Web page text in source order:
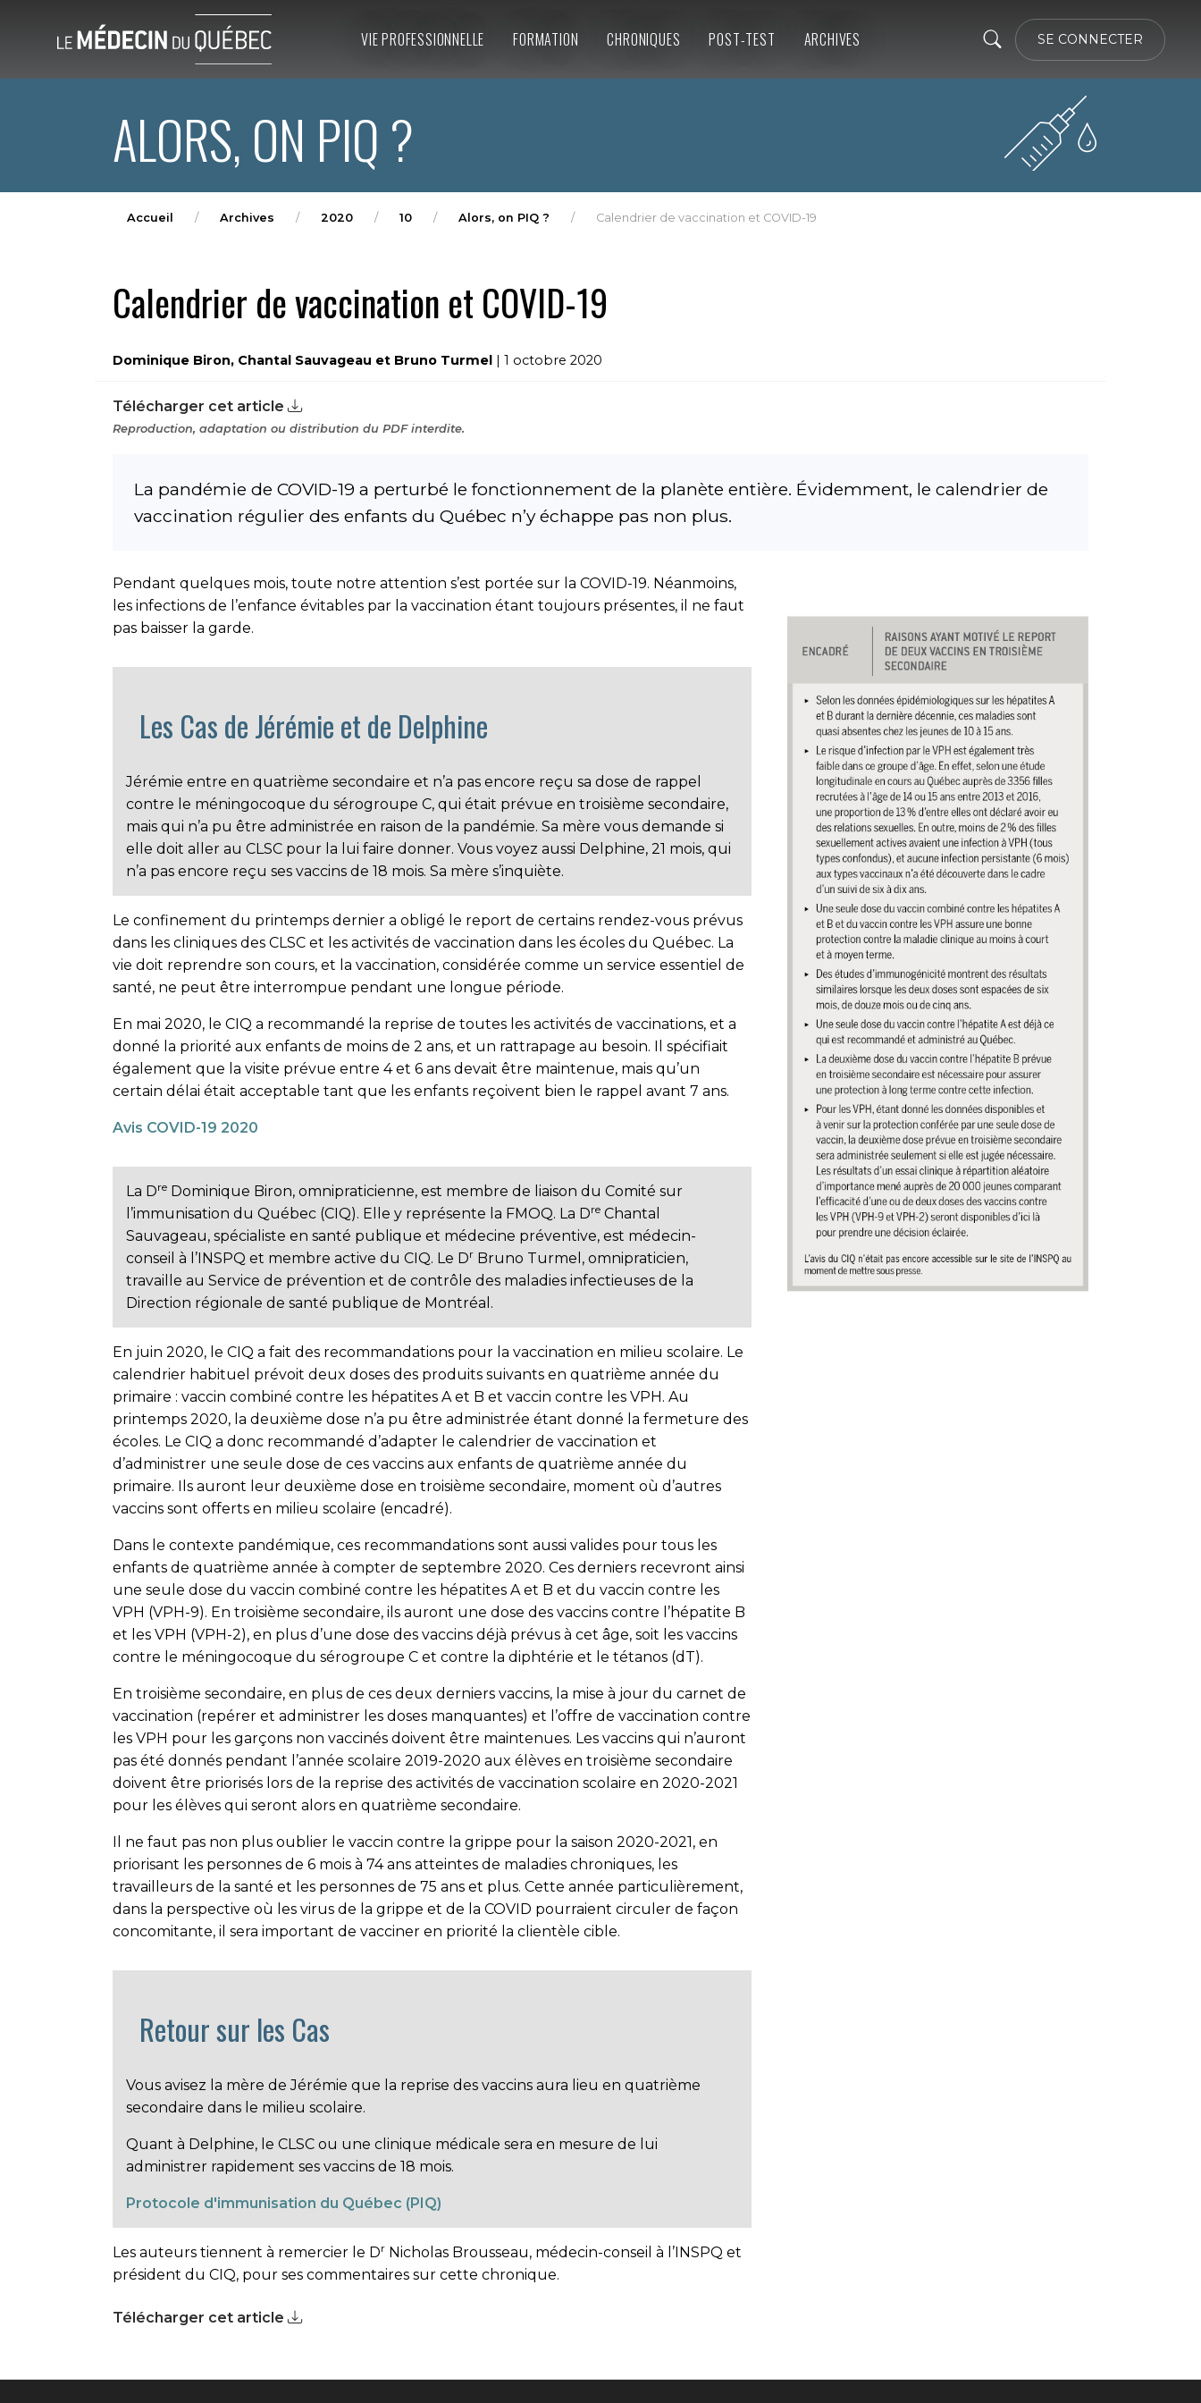
SE CONNECTER
VIE PROFESSIONNELLE FORMATION CHRONIQUES POST-TEST ARCHIVES
ALORS, ON PIQ ?
Accueil Archives 2020 10 Alors, on PIQ ? Calendrier de vaccination et COVID-19
Calendrier de vaccination et COVID-19
Dominique Biron, Chantal Sauvageau et Bruno Turmel | 1 octobre 2020
Télécharger cet article
Reproduction, adaptation ou distribution du PDF interdite.
La pandémie de COVID-19 a perturbé le fonctionnement de la planète entière. Évidemment, le calendrier de
vaccination régulier des enfants du Québec n’y échappe pas non plus.
Pendant quelques mois, toute notre attention s’est portée sur la COVID-19. Néanmoins,
les infections de l’enfance évitables par la vaccination étant toujours présentes, il ne faut
pas baisser la garde.
Les Cas de Jérémie et de Delphine
Jérémie entre en quatrième secondaire et n’a pas encore reçu sa dose de rappel
contre le méningocoque du sérogroupe C, qui était prévue en troisième secondaire,
mais qui n’a pu être administrée en raison de la pandémie. Sa mère vous demande si
elle doit aller au CLSC pour la lui faire donner. Vous voyez aussi Delphine, 21 mois, qui
n’a pas encore reçu ses vaccins de 18 mois. Sa mère s’inquiète.
Le confinement du printemps dernier a obligé le report de certains rendez-vous prévus
dans les cliniques des CLSC et les activités de vaccination dans les écoles du Québec. La
vie doit reprendre son cours, et la vaccination, considérée comme un service essentiel de
santé, ne peut être interrompue pendant une longue période.
En mai 2020, le CIQ a recommandé la reprise de toutes les activités de vaccinations, et a
donné la priorité aux enfants de moins de 2 ans, et un rattrapage au besoin. Il spécifiait
également que la visite prévue entre 4 et 6 ans devait être maintenue, mais qu’un
certain délai était acceptable tant que les enfants reçoivent bien le rappel avant 7 ans.
Avis COVID-19 2020
La Dre Dominique Biron, omnipraticienne, est membre de liaison du Comité sur
l’immunisation du Québec (CIQ). Elle y représente la FMOQ. La Dre Chantal
Sauvageau, spécialiste en santé publique et médecine préventive, est médecin-
conseil à l’INSPQ et membre active du CIQ. Le Dr Bruno Turmel, omnipraticien,
travaille au Service de prévention et de contrôle des maladies infectieuses de la
Direction régionale de santé publique de Montréal.
En juin 2020, le CIQ a fait des recommandations pour la vaccination en milieu scolaire. Le
calendrier habituel prévoit deux doses des produits suivants en quatrième année du
primaire : vaccin combiné contre les hépatites A et B et vaccin contre les VPH. Au
printemps 2020, la deuxième dose n’a pu être administrée étant donné la fermeture des
écoles. Le CIQ a donc recommandé d’adapter le calendrier de vaccination et
d’administrer une seule dose de ces vaccins aux enfants de quatrième année du
primaire. Ils auront leur deuxième dose en troisième secondaire, moment où d’autres
vaccins sont offerts en milieu scolaire (encadré).
Dans le contexte pandémique, ces recommandations sont aussi valides pour tous les
enfants de quatrième année à compter de septembre 2020. Ces derniers recevront ainsi
une seule dose du vaccin combiné contre les hépatites A et B et du vaccin contre les
VPH (VPH-9). En troisième secondaire, ils auront une dose des vaccins contre l’hépatite B
et les VPH (VPH-2), en plus d’une dose des vaccins déjà prévus à cet âge, soit les vaccins
contre le méningocoque du sérogroupe C et contre la diphtérie et le tétanos (dT).
En troisième secondaire, en plus de ces deux derniers vac­cins, la mise à jour du carnet de
vaccination (repérer et administrer les doses manquantes) et l’offre de vaccination contre
les VPH pour les garçons non vaccinés doivent être maintenues. Les vaccins qui n’auront
pas été donnés pendant l’année scolaire 2019-2020 aux élèves en troisième secondaire
doivent être priorisés lors de la reprise des activités de vaccination scolaire en 2020-2021
pour les élèves qui seront alors en quatrième secondaire.
Il ne faut pas non plus oublier le vaccin contre la grippe pour la saison 2020-2021, en
priorisant les personnes de 6 mois à 74 ans atteintes de maladies chroniques, les
travailleurs de la santé et les personnes de 75 ans et plus. Cette année particulièrement,
dans la perspective où les virus de la grippe et de la COVID pourraient circuler de façon
concomitante, il sera important de vacciner en priorité la clientèle cible.
Retour sur les Cas
Vous avisez la mère de Jérémie que la reprise des vaccins aura lieu en quatrième
secondaire dans le milieu scolaire.
Quant à Delphine, le CLSC ou une clinique médicale sera en mesure de lui
administrer rapidement ses vaccins de 18 mois.
Protocole d'immunisation du Québec (PIQ)
Les auteurs tiennent à remercier le Dr Nicholas Brousseau, médecin-conseil à l’INSPQ et
président du CIQ, pour ses commentaires sur cette chronique.
Télécharger cet article